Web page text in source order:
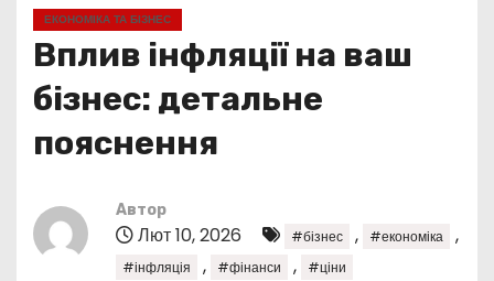
ЕКОНОМІКА ТА БІЗНЕС
Вплив інфляції на ваш
бізнес: детальне
пояснення
Автор
Лют 10, 2026 #бізнес , #економіка ,
#інфляція , #фінанси , #ціни